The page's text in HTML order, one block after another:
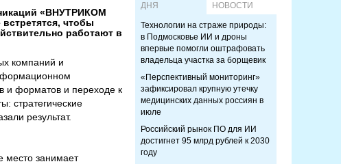
«ВНУТРИКОМ
чтобы
работают в
компаний и
и форматов и переходе к
стратегические
результат.
место занимает
ДНЯ
НОВОСТИ
Технологии на страже природы:
в Подмосковье ИИ и дроны
впервые помогли оштрафовать
владельца участка за борщевик
«Перспективный мониторинг»
зафиксировал крупную утечку
медицинских данных россиян в
июле
Российский рынок ПО для ИИ
достигнет 95 млрд рублей к 2030
году